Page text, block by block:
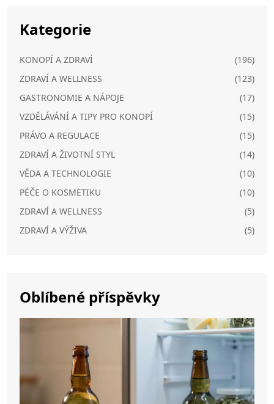
Kategorie
KONOPÍ A ZDRAVÍ
(196)
ZDRAVÍ A WELLNESS
(123)
GASTRONOMIE A NÁPOJE
(17)
VZDĚLÁVÁNÍ A TIPY PRO KONOPÍ
(15)
PRÁVO A REGULACE
(15)
ZDRAVÍ A ŽIVOTNÍ STYL
(14)
VĚDA A TECHNOLOGIE
(10)
PÉČE O KOSMETIKU
(10)
ZDRAVÍ A WELLNESS
(5)
ZDRAVÍ A VÝŽIVA
(5)
Oblíbené příspěvky